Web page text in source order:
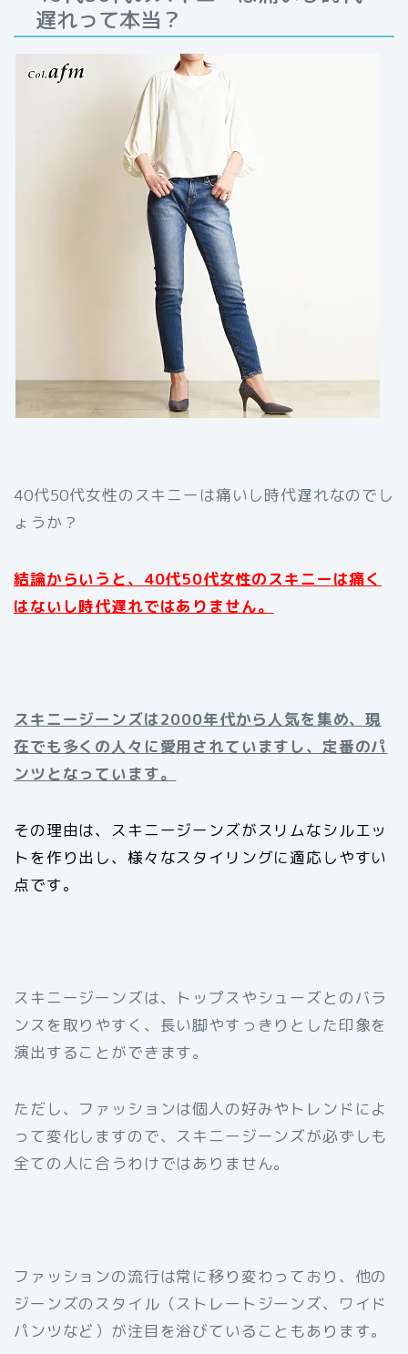
遅れって本当？
40代50代女性のスキニーは痛いし時代遅れなのでし
ょうか？
結論からいうと、40代50代女性のスキニーは痛く
はないし時代遅れではありません。
スキニージーンズは2000年代から人気を集め、現
在でも多くの人々に愛用されていますし、定番のパ
ンツとなっています。
その理由は、スキニージーンズがスリムなシルエッ
トを作り出し、様々なスタイリングに適応しやすい
点です。
スキニージーンズは、トップスやシューズとのバラ
ンスを取りやすく、長い脚やすっきりとした印象を
演出することができます。
ただし、ファッションは個人の好みやトレンドによ
って変化しますので、スキニージーンズが必ずしも
全ての人に合うわけではありません。
ファッションの流行は常に移り変わっており、他の
ジーンズのスタイル（ストレートジーンズ、ワイド
パンツなど）が注目を浴びていることもあります。